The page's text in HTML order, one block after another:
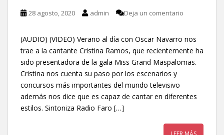
28 agosto, 2020 admin Deja un comentario
(AUDIO) (VIDEO) Verano al día con Oscar Navarro nos
trae a la cantante Cristina Ramos, que recientemente ha
sido presentadora de la gala Miss Grand Maspalomas.
Cristina nos cuenta su paso por los escenarios y
concursos más importantes del mundo televisivo
además nos dice que es capaz de cantar en diferentes
estilos. Sintoniza Radio Faro […]